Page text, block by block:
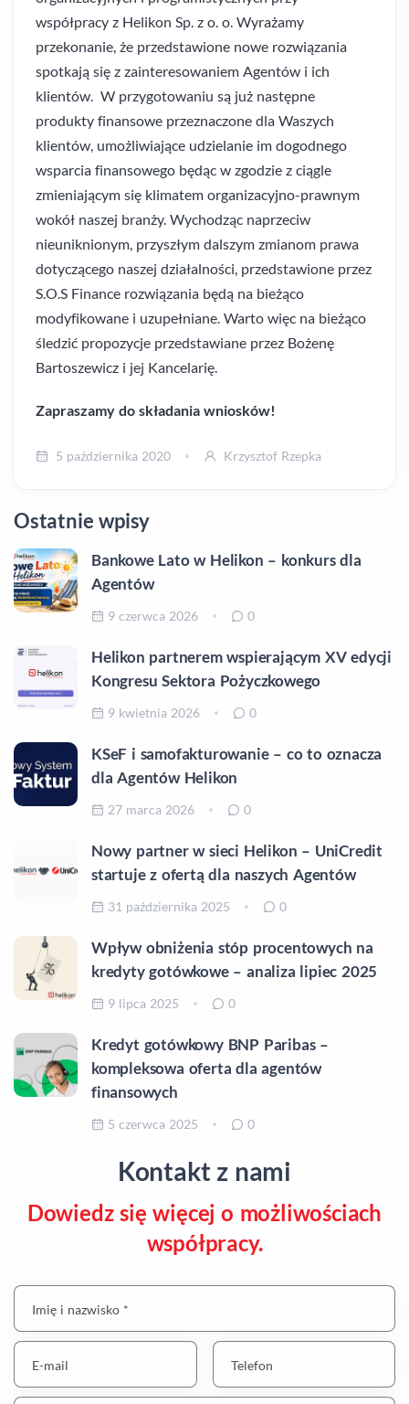
współpracy z Helikon Sp. z o. o. Wyrażamy
przekonanie, że przedstawione nowe rozwiązania
spotkają się z zainteresowaniem Agentów i ich
klientów. W przygotowaniu są już następne
produkty finansowe przeznaczone dla Waszych
klientów, umożliwiające udzielanie im dogodnego
wsparcia finansowego będąc w zgodzie z ciągle
zmieniającym się klimatem organizacyjno-prawnym
wokół naszej branży. Wychodząc naprzeciw
nieuniknionym, przyszłym dalszym zmianom prawa
dotyczącego naszej działalności, przedstawione przez
S.O.S Finance rozwiązania będą na bieżąco
modyfikowane i uzupełniane. Warto więc na bieżąco
śledzić propozycje przedstawiane przez Bożenę
Bartoszewicz i jej Kancelarię.
Zapraszamy do składania wniosków!
5 października 2020 Krzysztof Rzepka
Ostatnie wpisy
Bankowe Lato w Helikon – konkurs dla
Agentów
9 czerwca 2026 0
Helikon partnerem wspierającym XV edycji
Kongresu Sektora Pożyczkowego
9 kwietnia 2026 0
KSeF i samofakturowanie – co to oznacza
dla Agentów Helikon
27 marca 2026 0
Nowy partner w sieci Helikon – UniCredit
startuje z ofertą dla naszych Agentów
31 października 2025 0
Wpływ obniżenia stóp procentowych na
kredyty gotówkowe – analiza lipiec 2025
9 lipca 2025 0
Kredyt gotówkowy BNP Paribas –
kompleksowa oferta dla agentów
finansowych
5 czerwca 2025 0
Kontakt z nami
Dowiedz się więcej o możliwościach
współpracy.
Imię i nazwisko *
E-mail Telefon